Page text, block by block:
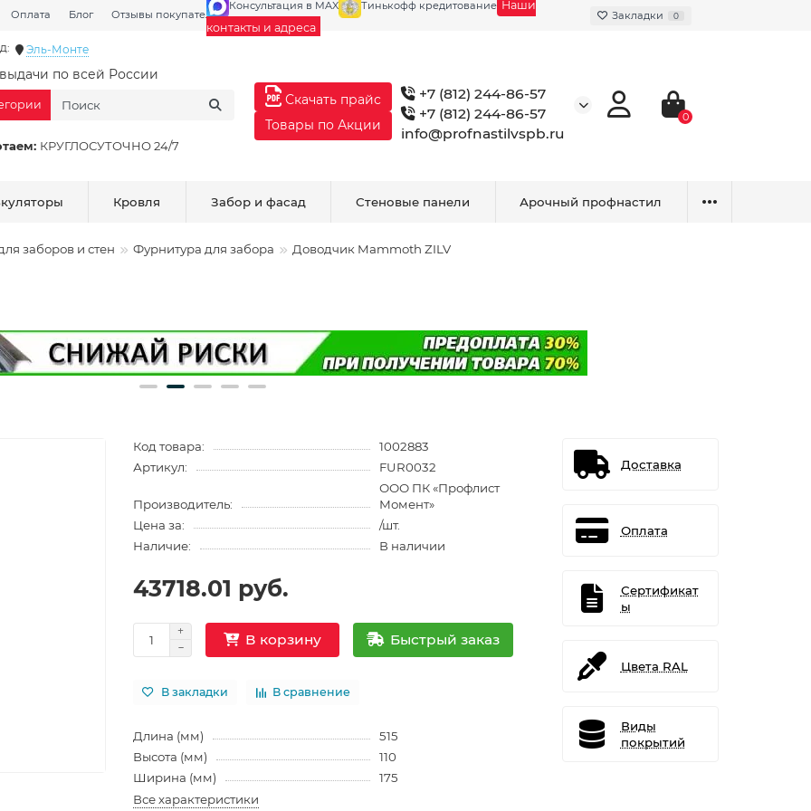
Оплата Блог Отзывы покупателей Галерея
Консультация в MAX Тинькофф кредитование Наши
контакты и адреса
Закладки 0
Эль-Монте
по всей России
КРУГЛОСУТОЧНО 24/7
Скачать прайс
Товары по Акции
+7 (812) 244-86-57
+7 (812) 244-86-57
info@profnastilvspb.ru
0
Кровля Забор и фасад Стеновые панели Арочный профнастил
заборов и стен Фурнитура для забора Доводчик Mammoth ZILV
Код товара:
1002883
Артикул:
FUR0032
Производитель:
ООО ПК «Профлист
Момент»
Цена за:
/шт.
Наличие:
В наличии
43718.01 руб.
В корзину Быстрый заказ
В закладки В сравнение
Длина (мм)
515
Высота (мм)
110
Ширина (мм)
175
Все характеристики
Доставка
Оплата
Сертификат
ы
Цвета RAL
Виды
покрытий